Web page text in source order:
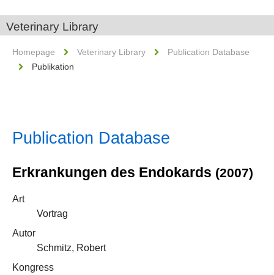
Veterinary Library
Homepage Veterinary Library
Publication Database
Publikation
Publication Database
Erkrankungen des Endokards (2007)
Art
Vortrag
Autor
Schmitz, Robert
Kongress